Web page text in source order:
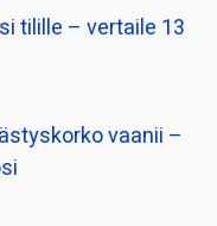
tilille – vertaile 13
vaanii –